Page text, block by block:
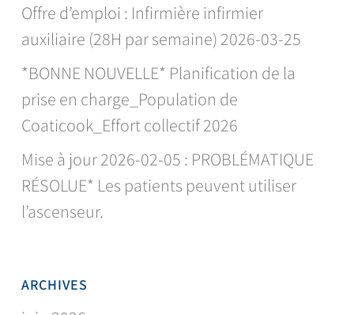
Offre d’emploi : Infirmière infirmier
auxiliaire (28H par semaine) 2026-03-25
*BONNE NOUVELLE* Planification de la
prise en charge_Population de
Coaticook_Effort collectif 2026
Mise à jour 2026-02-05 : PROBLÉMATIQUE
RÉSOLUE* Les patients peuvent utiliser
l’ascenseur.
ARCHIVES